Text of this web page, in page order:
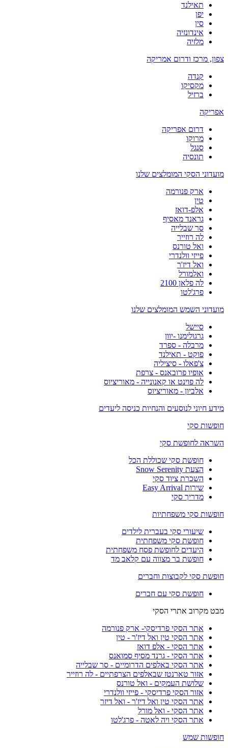
תאילנד
יפן
סין
אינדונזיה
מלזיה
צפון, מרכז ודרום אמריקה
קנדה
מקסיקו
ברזיל
אפריקה
דרום אפריקה
מרוקו
סנגל
תונסיה
מועדוני הסקי המומלצים שלנו
ארק פנורמה
טין
אלפ-דואז
גראנד מאסיף
סר שבלייה
לה רוזייר
ואל טורנס
פייזי וולנדרי
ואל דיז'ר
ואלמורל
לה פלאן 2100
פרג'לטו
מועדוני השמש המומלצים שלנו
סיישל
גרגולימנו -יוון
מרבלה - ספרד
פוקט - תאילנד
צ'פאלו - סיציליה
אופיו פרובאנס - צרפת
לה פוינט או קאנונייה - מאוריציוס
אלביון - מאוריציוס
מידע חיוני לנוסעים והנחיות כניסה ליעדים
חופשות סקי
השראה לחופשת סקי
חופשת סקי שכוללת הכל
הצעת Snow Serenity
השכרת ציוד סקי
שירות Easy Arrival
מדריך סקי
חופשות סקי משפחתיות
שיעורי סקי בעברית לילדים
חופשת סקי משפחתית
היעדים לחופשת פסח משפחתית
חופשת בר מצווה עם קלאב מד
חופשת סקי לקבוצות וחברים
חופשת סקי עם חברים
מבט מקרוב אתרי הסקי
אתר הסקי פרדיסקי- ארק פנורמה
אתר הסקי טין ואל דיז'ר - טין
אתר הסקי - אלפ דואז
אתר הסקי - גרנד מסיף סמואנס
אתר הסקי באלפים הדרומיים - סר שבלייה
אזור טארנטז שבאלפים הצרפתיים - לה רוזייר
שלושת העמקים - ואל טורנס
אזור הסקי פרדיסקי - פייזי וולנדרי
אתר הסקי טין ואל דיז'ר - ואל דיזר
אתר הסקי - ואל מורל
אתר הסקי ויה לאטה - פרג'לטו
חופשות שמש